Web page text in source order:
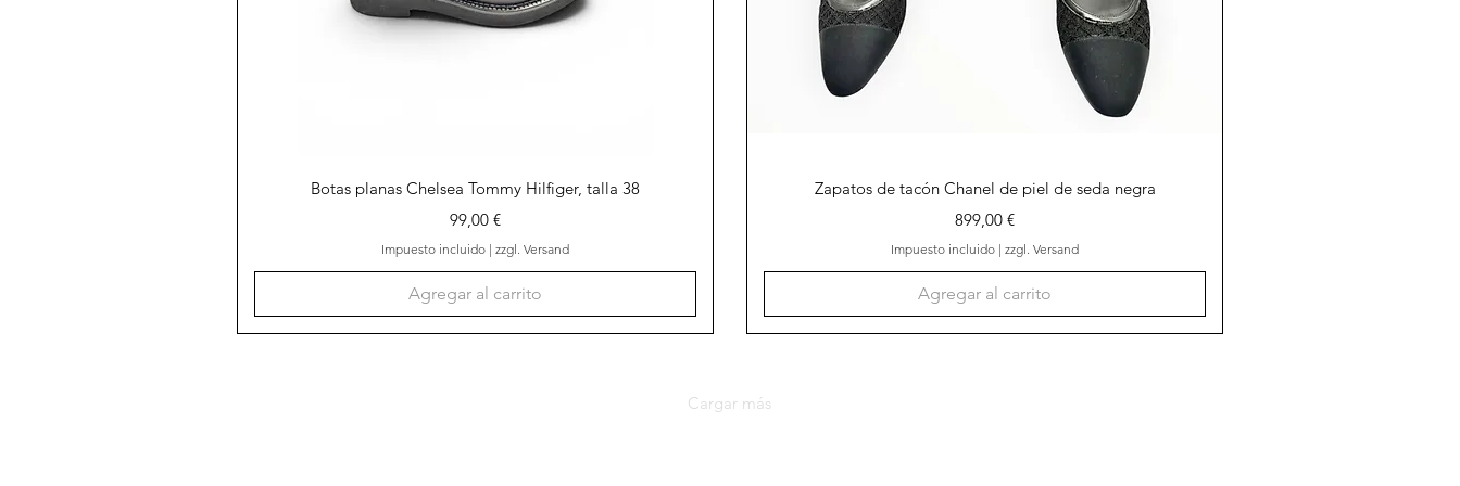
Vista rápida
Botas planas Chelsea Tommy Hilfiger, talla 38
Precio
99,00 €
Impuesto incluido | zzgl. Versand
Agregar al carrito
Vista rápida
Zapatos de tacón Chanel de piel de seda negra
Precio
899,00 €
Impuesto incluido | zzgl. Versand
Agregar al carrito
Cargar más